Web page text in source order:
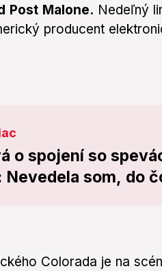
Post Malone. Nedeľný
producent
o spojení so
Nevedela som, do
Colorada je na